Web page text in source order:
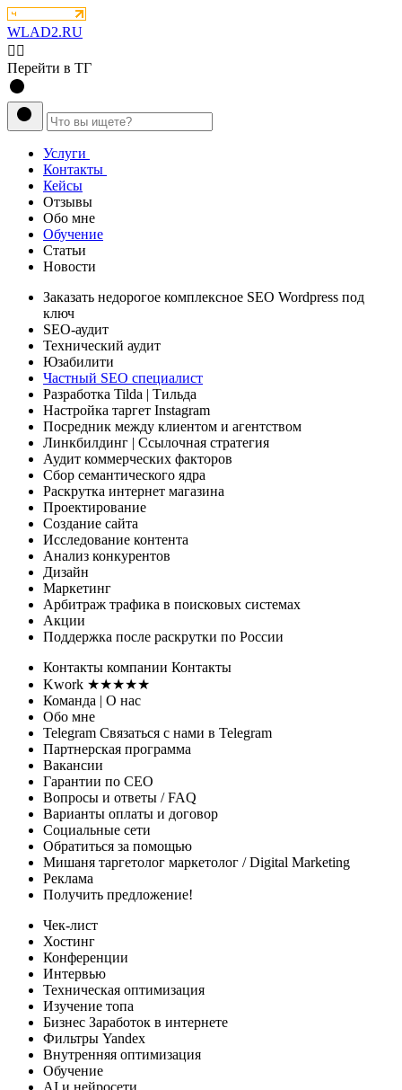
WLAD2.RU
💁‍♂️
Перейти в ТГ
Услуги
Контакты
Кейсы
Отзывы
Обо мне
Обучение
Статьи
Новости
Заказать недорогое комплексное SEO Wordpress под
ключ
SEO-аудит
Технический аудит
Юзабилити
Частный SEO специалист
Разработка Tilda | Тильда
Настройка таргет Instagram
Посредник между клиентом и агентством
Линкбилдинг | Ссылочная стратегия
Аудит коммерческих факторов
Сбор семантического ядра
Раскрутка интернет магазина
Проектирование
Создание сайта
Исследование контента
Анализ конкурентов
Дизайн
Маркетинг
Арбитраж трафика в поисковых системах
Акции
Поддержка после раскрутки по России
Контакты компании Контакты
Kwork ★★★★★
Команда | О нас
Обо мне
Telegram Связаться с нами в Telegram
Партнерская программа
Вакансии
Гарантии по СЕО
Вопросы и ответы / FAQ
Варианты оплаты и договор
Социальные сети
Обратиться за помощью
Мишаня таргетолог маркетолог / Digital Marketing
Реклама
Получить предложение!
Чек-лист
Хостинг
Конференции
Интервью
Техническая оптимизация
Изучение топа
Бизнес Заработок в интернете
Фильтры Yandex
Внутренняя оптимизация
Обучение
AI и нейросети